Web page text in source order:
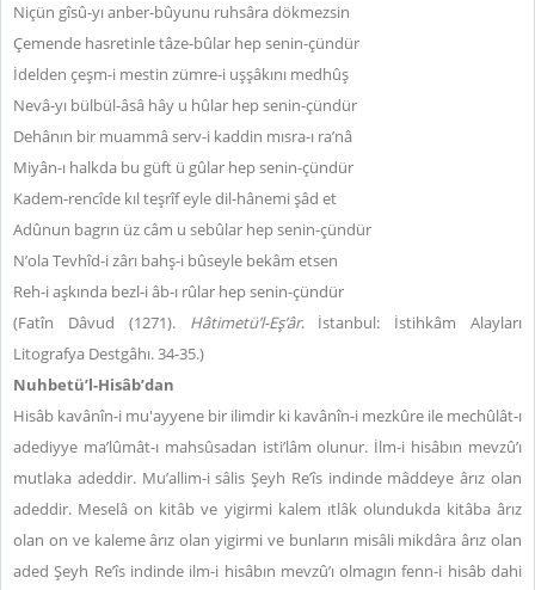
Niçün gîsû-yı anber-bûyunu ruhsâra dökmezsin
Çemende hasretinle tâze-bûlar hep senin-çündür
İdelden çeşm-i mestin zümre-i uşşâkını medhûş
Nevâ-yı bülbül-âsâ hây u hûlar hep senin-çündür
Dehânın bir muammâ serv-i kaddin mısra-ı ra’nâ
Miyân-ı halkda bu güft ü gûlar hep senin-çündür
Kadem-rencîde kıl teşrîf eyle dil-hânemi şâd et
Adûnun bagrın üz câm u sebûlar hep senin-çündür
N’ola Tevhîd-i zârı bahş-i bûseyle bekâm etsen
Reh-i aşkında bezl-i âb-ı rûlar hep senin-çündür
(Fatîn Dâvud (1271). Hâtimetü’l-Eş’âr. İstanbul: İstihkâm Alayları
Litografya Destgâhı. 34-35.)
Nuhbetü’l-Hisâb’dan
Hisâb kavânîn-i mu'ayyene bir ilimdir ki kavânîn-i mezkûre ile mechûlât-ı
adediyye ma’lûmât-ı mahsûsadan isti’lâm olunur. İlm-i hisâbın mevzû’ı
mutlaka adeddir. Mu’allim-i sâlis Şeyh Re’îs indinde mâddeye ârız olan
adeddir. Meselâ on kitâb ve yigirmi kalem ıtlâk olundukda kitâba ârız
olan on ve kaleme ârız olan yigirmi ve bunların misâli mikdâra ârız olan
aded Şeyh Re’îs indinde ilm-i hisâbın mevzû’ı olmagın fenn-i hisâb dahi